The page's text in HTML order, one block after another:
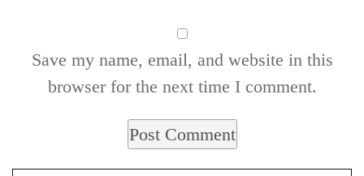
Save my name, email, and website in this
browser for the next time I comment.